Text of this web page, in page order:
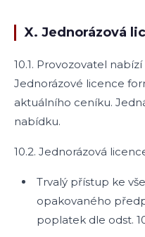
X. Jednorázová
10.1. Provozovatel
Jednorázové licence
aktuálního ceníku.
nabídku.
10.2. Jednorázová
Trvalý přístup ke
opakovaného
poplatek dle odst.